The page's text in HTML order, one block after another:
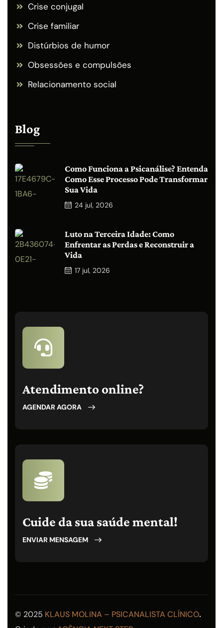
Crise conjugal
Crise familiar
Distúrbios de humor
Obsessões e compulsões
Relacionamento social
Blog
Como Funciona a Psicanálise? Entenda
Como Esse Processo Pode Transformar
Sua Vida
24 jul, 2026
Luto na Terceira Idade: Como
Enfrentar as Perdas e Reconstruir a
Vida
17 jul, 2026
Atendimento online?
AGENDAR AGORA
Cuide da sua saúde mental!
ENVIAR MENSAGEM
© 2025 KLAUS MOLINA – PSICANALISTA CLÍNICO.